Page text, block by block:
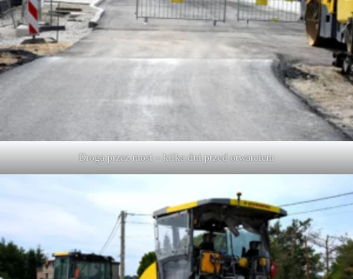
Droga przez most – kilka dni przed otwarciem